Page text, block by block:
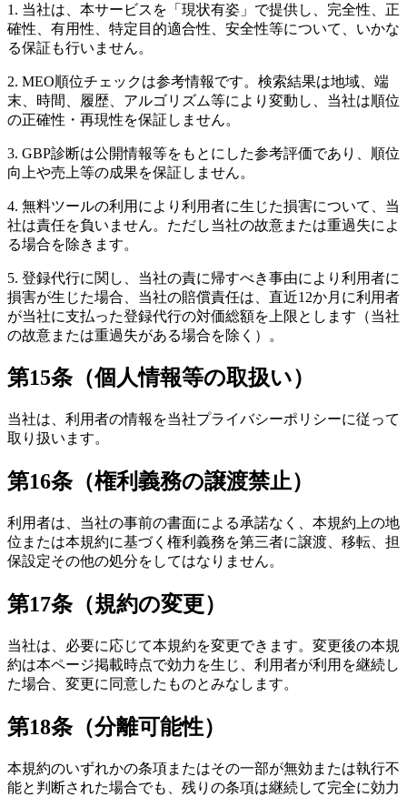
1. 当社は、本サービスを「現状有姿」で提供し、完全性、正
確性、有用性、特定目的適合性、安全性等について、いかな
る保証も行いません。
2. MEO順位チェックは参考情報です。検索結果は地域、端
末、時間、履歴、アルゴリズム等により変動し、当社は順位
の正確性・再現性を保証しません。
3. GBP診断は公開情報等をもとにした参考評価であり、順位
向上や売上等の成果を保証しません。
4. 無料ツールの利用により利用者に生じた損害について、当
社は責任を負いません。ただし当社の故意または重過失によ
る場合を除きます。
5. 登録代行に関し、当社の責に帰すべき事由により利用者に
損害が生じた場合、当社の賠償責任は、直近12か月に利用者
が当社に支払った登録代行の対価総額を上限とします（当社
の故意または重過失がある場合を除く）。
第15条（個人情報等の取扱い）
当社は、利用者の情報を当社プライバシーポリシーに従って
取り扱います。
第16条（権利義務の譲渡禁止）
利用者は、当社の事前の書面による承諾なく、本規約上の地
位または本規約に基づく権利義務を第三者に譲渡、移転、担
保設定その他の処分をしてはなりません。
第17条（規約の変更）
当社は、必要に応じて本規約を変更できます。変更後の本規
約は本ページ掲載時点で効力を生じ、利用者が利用を継続し
た場合、変更に同意したものとみなします。
第18条（分離可能性）
本規約のいずれかの条項またはその一部が無効または執行不
能と判断された場合でも、残りの条項は継続して完全に効力